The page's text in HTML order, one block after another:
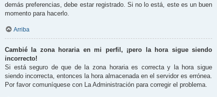
demás preferencias, debe estar registrado. Si no lo está, este es un buen
momento para hacerlo.
Arriba
Cambié la zona horaria en mi perfil, ¡pero la hora sigue siendo
incorrecto!
Si está seguro de que de la zona horaria es correcta y la hora sigue
siendo incorrecta, entonces la hora almacenada en el servidor es errónea.
Por favor comuníquese con La Administración para corregir el problema.